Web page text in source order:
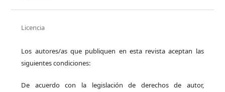
Licencia
Los autores/as que publiquen en esta revista aceptan las
siguientes condiciones:
De acuerdo con la legislación de derechos de autor,